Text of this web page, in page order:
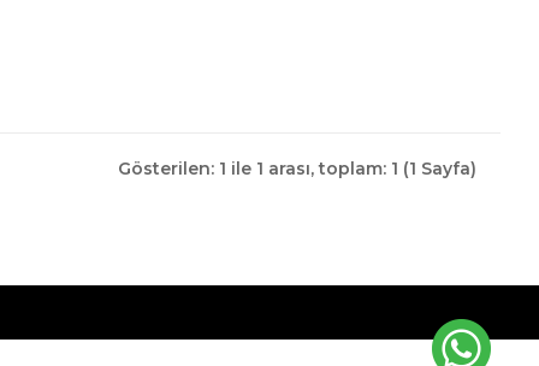
Gösterilen: 1 ile 1 arası, toplam: 1 (1 Sayfa)